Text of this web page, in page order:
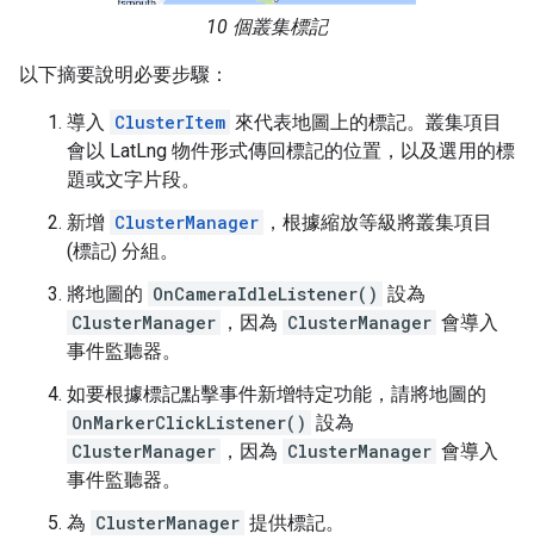
10 個叢集標記
以下摘要說明必要步驟：
導入 ClusterItem 來代表地圖上的標記。叢集項目
會以 LatLng 物件形式傳回標記的位置，以及選用的標
題或文字片段。
新增 ClusterManager ，根據縮放等級將叢集項目
(標記) 分組。
將地圖的 OnCameraIdleListener() 設為
ClusterManager ，因為 ClusterManager 會導入
事件監聽器。
如要根據標記點擊事件新增特定功能，請將地圖的
OnMarkerClickListener() 設為
ClusterManager ，因為 ClusterManager 會導入
事件監聽器。
為 ClusterManager 提供標記。